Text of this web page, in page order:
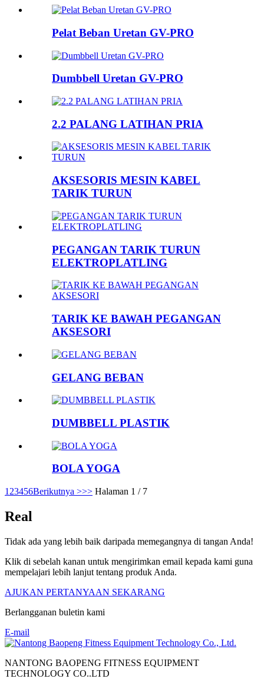
Pelat Beban Uretan GV-PRO
Dumbbell Uretan GV-PRO
2.2 PALANG LATIHAN PRIA
AKSESORIS MESIN KABEL
TARIK TURUN
PEGANGAN TARIK TURUN
ELEKTROPLATLING
TARIK KE BAWAH PEGANGAN
AKSESORI
GELANG BEBAN
DUMBBELL PLASTIK
BOLA YOGA
1 23456Berikutnya >>> Halaman 1 / 7
Real
Tidak ada yang lebih baik daripada memegangnya di tangan Anda!
Klik di sebelah kanan untuk mengirimkan email kepada kami guna
mempelajari lebih lanjut tentang produk Anda.
AJUKAN PERTANYAAN SEKARANG
Berlangganan buletin kami
E-mail
NANTONG BAOPENG FITNESS EQUIPMENT
TECHNOLOGY CO..LTD